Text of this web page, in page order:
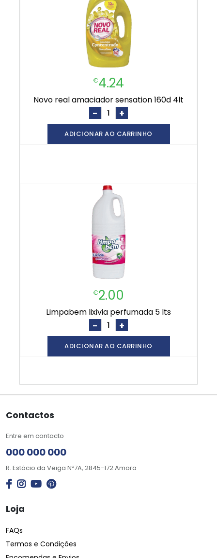
€4.24
novo real amaciador sensation 160d 4lt
- +
ADICIONAR AO CARRINHO
€2.00
limpabem lixivia perfumada 5 lts
- +
ADICIONAR AO CARRINHO
Contactos
Entre em contacto
000 000 000
R. Estácio da Veiga Nº7A, 2845-172 Amora
Loja
FAQs
Termos e Condições